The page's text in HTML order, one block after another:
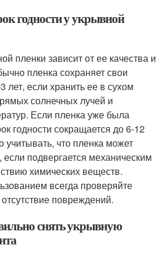
годности у укрывной
пленки зависит от ее качества и
пленка сохраняет свои
лет, если хранить ее в сухом
солнечных лучей и
Если пленка уже была
годности сокращается до 6-12
что пленка может
если подвергается механическим
химических веществ.
всегда проверяйте
повреждений.
снять укрывную